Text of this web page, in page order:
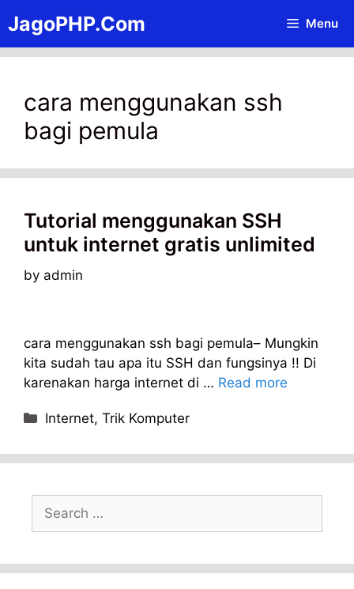
to
content
JagoPHP.Com Menu
cara menggunakan ssh
bagi pemula
Tutorial menggunakan SSH
untuk internet gratis unlimited
by admin
cara menggunakan ssh bagi pemula– Mungkin
kita sudah tau apa itu SSH dan fungsinya !! Di
karenakan harga internet di … Read more
Categories
Internet,Trik Komputer
for: